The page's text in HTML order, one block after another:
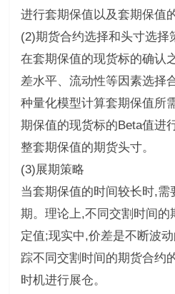
进行套期保值以及套期保值
(2)期货合约选择和头寸选择
在套期保值的现货标的确认
差水平、流动性等因素选择
种量化模型计算套期保值所
期保值的现货标的Beta值进
整套期保值的期货头寸。
(3)展期策略
当套期保值的时间较长时,需
期。理论上,不同交割时间的
定值;现实中,价差是不断波
踪不同交割时间的期货合约
时机进行展仓。